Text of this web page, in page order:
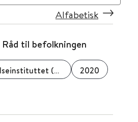
Alfabetisk
Råd til befolkningen
Folkehelseinstituttet (FHI) 2020